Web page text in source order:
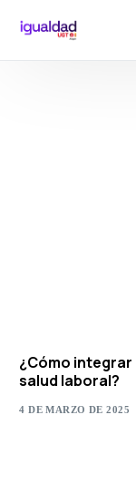
¿Cómo
salud laboral?
4 DE MARZO DE 2025